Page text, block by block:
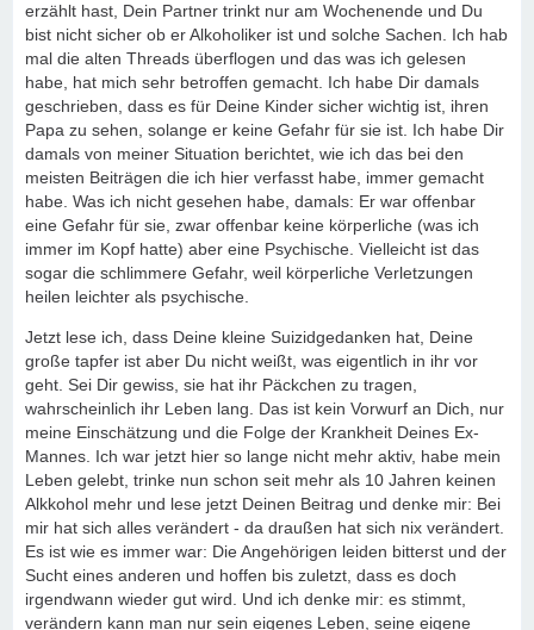
erzählt hast, Dein Partner trinkt nur am Wochenende und Du
bist nicht sicher ob er Alkoholiker ist und solche Sachen. Ich hab
mal die alten Threads überflogen und das was ich gelesen
habe, hat mich sehr betroffen gemacht. Ich habe Dir damals
geschrieben, dass es für Deine Kinder sicher wichtig ist, ihren
Papa zu sehen, solange er keine Gefahr für sie ist. Ich habe Dir
damals von meiner Situation berichtet, wie ich das bei den
meisten Beiträgen die ich hier verfasst habe, immer gemacht
habe. Was ich nicht gesehen habe, damals: Er war offenbar
eine Gefahr für sie, zwar offenbar keine körperliche (was ich
immer im Kopf hatte) aber eine Psychische. Vielleicht ist das
sogar die schlimmere Gefahr, weil körperliche Verletzungen
heilen leichter als psychische.
Jetzt lese ich, dass Deine kleine Suizidgedanken hat, Deine
große tapfer ist aber Du nicht weißt, was eigentlich in ihr vor
geht. Sei Dir gewiss, sie hat ihr Päckchen zu tragen,
wahrscheinlich ihr Leben lang. Das ist kein Vorwurf an Dich, nur
meine Einschätzung und die Folge der Krankheit Deines Ex-
Mannes. Ich war jetzt hier so lange nicht mehr aktiv, habe mein
Leben gelebt, trinke nun schon seit mehr als 10 Jahren keinen
Alkkohol mehr und lese jetzt Deinen Beitrag und denke mir: Bei
mir hat sich alles verändert - da draußen hat sich nix verändert.
Es ist wie es immer war: Die Angehörigen leiden bitterst und der
Sucht eines anderen und hoffen bis zuletzt, dass es doch
irgendwann wieder gut wird. Und ich denke mir: es stimmt,
verändern kann man nur sein eigenes Leben, seine eigene